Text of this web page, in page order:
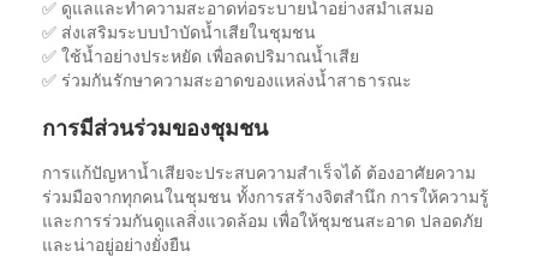
✅ ดูแลและทำความสะอาดท่อระบายน้ำอย่างสม่ำเสมอ
✅ ส่งเสริมระบบบำบัดน้ำเสียในชุมชน
✅ ใช้น้ำอย่างประหยัด เพื่อลดปริมาณน้ำเสีย
✅ ร่วมกันรักษาความสะอาดของแหล่งน้ำสาธารณะ
การมีส่วนร่วมของชุมชน
การแก้ปัญหาน้ำเสียจะประสบความสำเร็จได้ ต้องอาศัยความ
ร่วมมือจากทุกคนในชุมชน ทั้งการสร้างจิตสำนึก การให้ความรู้
และการร่วมกันดูแลสิ่งแวดล้อม เพื่อให้ชุมชนสะอาด ปลอดภัย
และน่าอยู่อย่างยั่งยืน